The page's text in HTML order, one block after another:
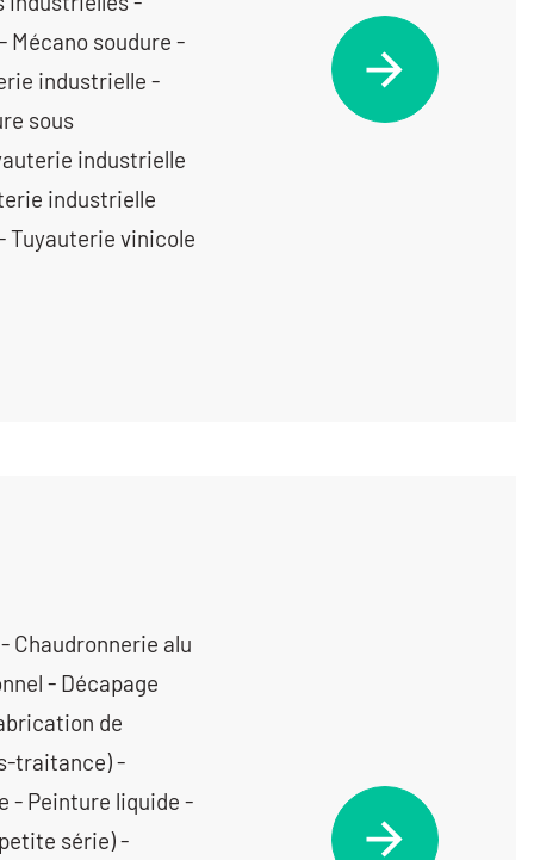
Mécano soudure -
industrielle -
sous
industrielle
industrielle
Tuyauterie vinicole
Chaudronnerie alu
- Décapage
de
traitance) -
- Peinture liquide -
série) -